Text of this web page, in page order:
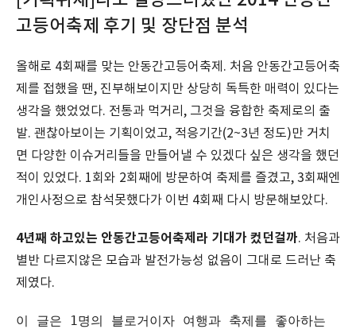
고등어축제 후기 및 장단점 분석
올해로 4회째를 맞는 안동간고등어축제. 처음 안동간고등어축
제를 접했을 땐, 진부해보이지만 상당히 독특한 매력이 있다는
생각을 했었었다. 전통과 먹거리, 그것을 융합한 축제로의 출
발. 괜찮아보이는 기획이었고, 적응기간(2~3년 정도)만 거치
면 다양한 이슈거리들을 만들어낼 수 있겠다 싶은 생각을 했던
적이 있었다. 1회와 2회째에 방문하여 축제를 즐겼고, 3회째엔
개인사정으로 참석못했다가 이번 4회째 다시 방문해보았다.
4년째 하고있는 안동간고등어축제라 기대가 컸던걸까. 처음과
별반 다르지않은 모습과 발전가능성 없음이 그대로 드러난 축
제였다.
이 글은 1명의 블로거이자 여행과 축제를 좋아하는